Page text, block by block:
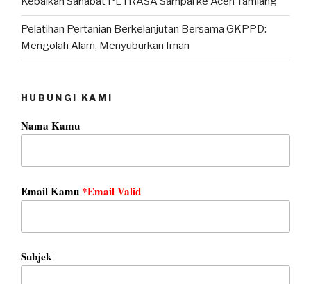
Pelatihan Pertanian Berkelanjutan Bersama GKPPD:
Mengolah Alam, Menyuburkan Iman
HUBUNGI KAMI
Nama Kamu
Email Kamu *Email Valid
Subjek